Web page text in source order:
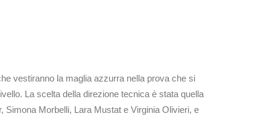
vestiranno la maglia azzurra nella prova che si
La scelta della direzione tecnica è stata quella
Simona Morbelli, Lara Mustat e Virginia Olivieri, e